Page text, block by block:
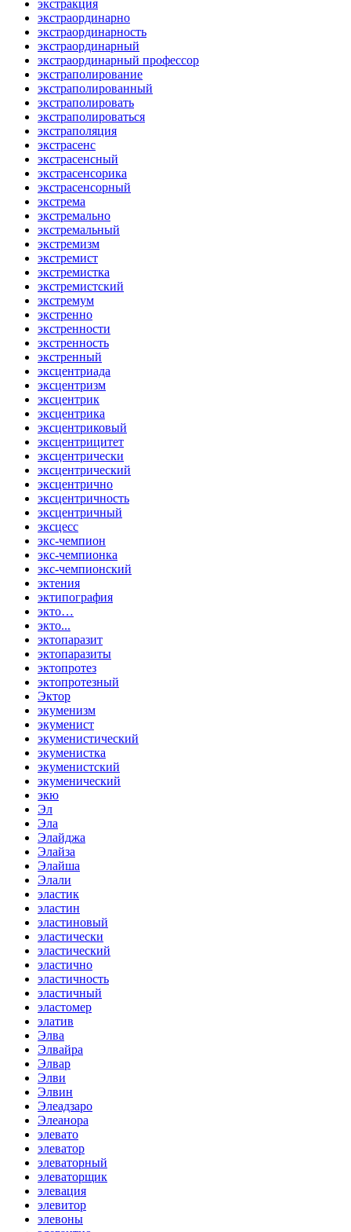
экстракция
экстраординарно
экстраординарность
экстраординарный
экстраординарный профессор
экстраполирование
экстраполированный
экстраполировать
экстраполироваться
экстраполяция
экстрасенс
экстрасенсный
экстрасенсорика
экстрасенсорный
экстрема
экстремально
экстремальный
экстремизм
экстремист
экстремистка
экстремистский
экстремум
экстренно
экстренности
экстренность
экстренный
эксцентриада
эксцентризм
эксцентрик
эксцентрика
эксцентриковый
эксцентрицитет
эксцентрически
эксцентрический
эксцентрично
эксцентричность
эксцентричный
эксцесс
экс-чемпион
экс-чемпионка
экс-чемпионский
эктения
эктипография
экто…
экто...
эктопаразит
эктопаразиты
эктопротез
эктопротезный
Эктор
экуменизм
экуменист
экуменистический
экуменистка
экуменистский
экуменический
экю
Эл
Эла
Элайджа
Элайза
Элайша
Элали
эластик
эластин
эластиновый
эластически
эластический
эластично
эластичность
эластичный
эластомер
элатив
Элва
Элвайра
Элвар
Элви
Элвин
Элеадзаро
Элеанора
элевато
элеватор
элеваторный
элеваторщик
элевация
элевитор
элевоны